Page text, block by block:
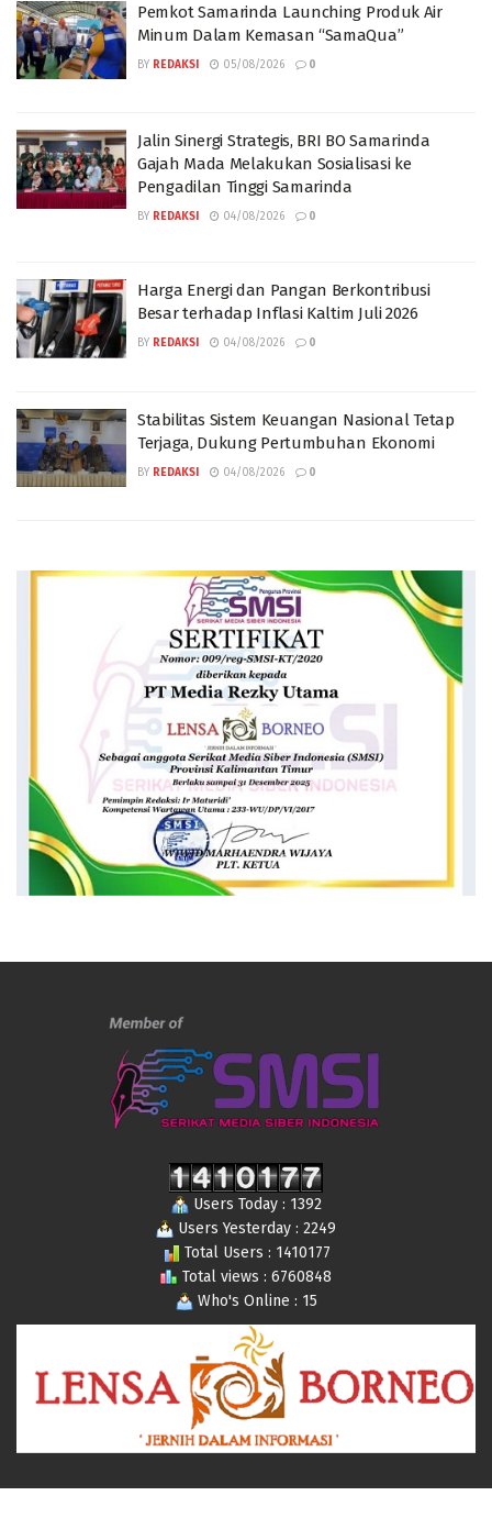
Pemkot Samarinda Launching Produk Air
Minum Dalam Kemasan “SamaQua”
BY REDAKSI 05/08/2026 0
Jalin Sinergi Strategis, BRI BO Samarinda
Gajah Mada Melakukan Sosialisasi ke
Pengadilan Tinggi Samarinda
BY REDAKSI 04/08/2026 0
Harga Energi dan Pangan Berkontribusi
Besar terhadap Inflasi Kaltim Juli 2026
BY REDAKSI 04/08/2026 0
Stabilitas Sistem Keuangan Nasional Tetap
Terjaga, Dukung Pertumbuhan Ekonomi
BY REDAKSI 04/08/2026 0
Users Today : 1392
Users Yesterday : 2249
Total Users : 1410177
Total views : 6760848
Who's Online : 15